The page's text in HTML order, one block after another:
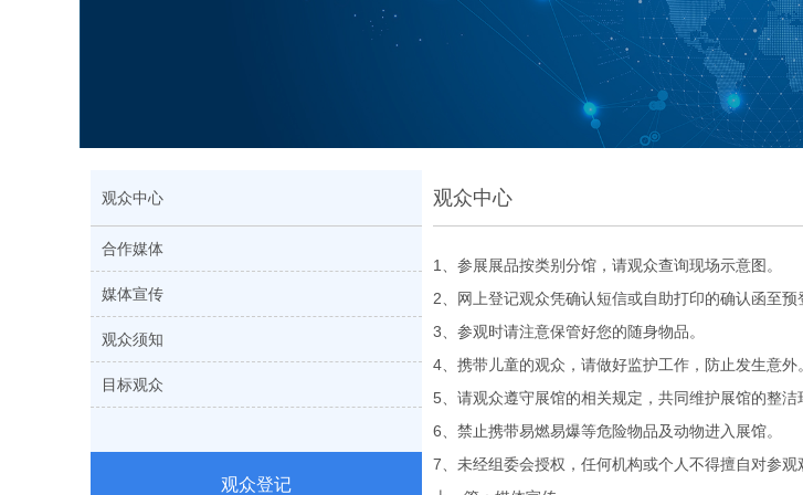
观众中心
合作媒体
媒体宣传
观众须知
目标观众
观众登记
观众中心
1、参展展品按类别分馆，请观众查询现场示意图。
2、网上登记观众凭确认短信或自助打印的确认函至
3、参观时请注意保管好您的随身物品。
4、携带儿童的观众，请做好监护工作，防止发生意外。
5、请观众遵守展馆的相关规定，共同维护展馆的整洁
6、禁止携带易燃易爆等危险物品及动物进入展馆。
7、未经组委会授权，任何机构或个人不得擅自对参